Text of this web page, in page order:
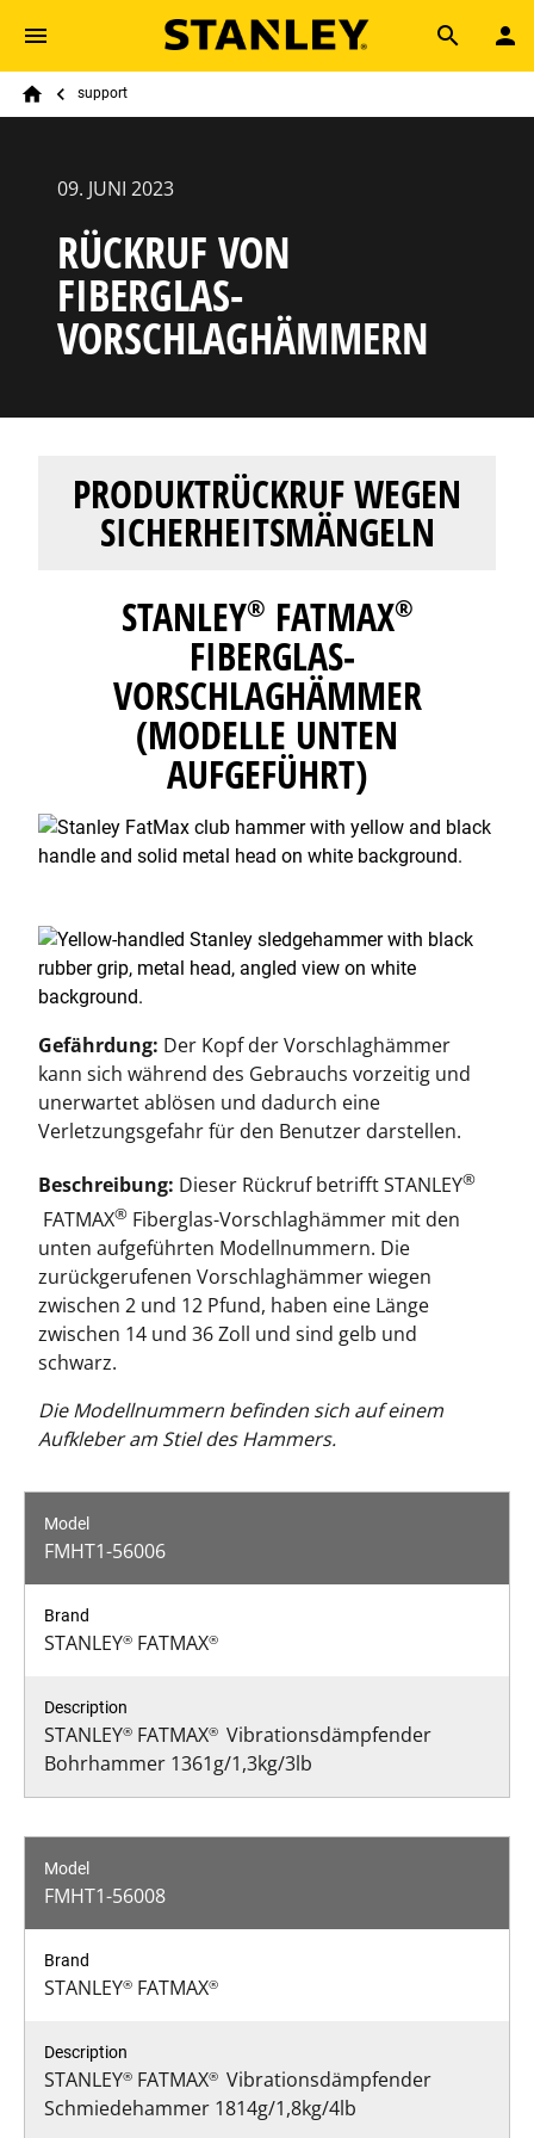
Skip to main content
Search
Breadcrumb
Home
support
09. JUNI 2023
RÜCKRUF VON
FIBERGLAS-
VORSCHLAGHÄMMERN
PRODUKTRÜCKRUF WEGEN
SICHERHEITSMÄNGELN
STANLEY® FATMAX®
FIBERGLAS-
VORSCHLAGHÄMMER
(MODELLE UNTEN
AUFGEFÜHRT)
Gefährdung: Der Kopf der Vorschlaghämmer
kann sich während des Gebrauchs vorzeitig und
unerwartet ablösen und dadurch eine
Verletzungsgefahr für den Benutzer darstellen.
Beschreibung: Dieser Rückruf betrifft STANLEY®
FATMAX® Fiberglas-Vorschlaghämmer mit den
unten aufgeführten Modellnummern. Die
zurückgerufenen Vorschlaghämmer wiegen
zwischen 2 und 12 Pfund, haben eine Länge
zwischen 14 und 36 Zoll und sind gelb und
schwarz.
Die Modellnummern befinden sich auf einem
Aufkleber am Stiel des Hammers.
FMHT1-56006
STANLEY® FATMAX®
STANLEY® FATMAX® Vibrationsdämpfender
Bohrhammer 1361g/1,3kg/3lb
FMHT1-56008
STANLEY® FATMAX®
STANLEY® FATMAX® Vibrationsdämpfender
Schmiedehammer 1814g/1,8kg/4lb